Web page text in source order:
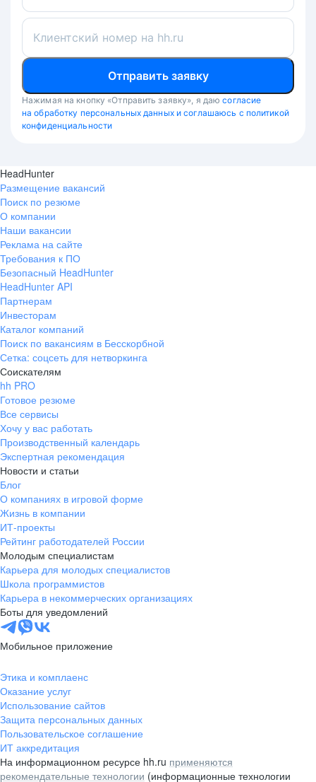
Клиентский номер на hh.ru
Отправить заявку
Нажимая на кнопку «Отправить заявку», я даю согласие
на обработку персональных данных и соглашаюсь с политикой
конфиденциальности
HeadHunter
Размещение вакансий
Поиск по резюме
О компании
Наши вакансии
Реклама на сайте
Требования к ПО
Безопасный HeadHunter
HeadHunter API
Партнерам
Инвесторам
Каталог компаний
Поиск по вакансиям в Бесскорбной
Сетка: соцсеть для нетворкинга
Соискателям
hh PRO
Готовое резюме
Все сервисы
Хочу у вас работать
Производственный календарь
Экспертная рекомендация
Новости и статьи
Блог
О компаниях в игровой форме
Жизнь в компании
ИТ-проекты
Рейтинг работодателей России
Молодым специалистам
Карьера для молодых специалистов
Школа программистов
Карьера в некоммерческих организациях
Боты для уведомлений
Мобильное приложение
Этика и комплаенс
Оказание услуг
Использование сайтов
Защита персональных данных
Пользовательское соглашение
ИТ аккредитация
На информационном ресурсе hh.ru применяются
рекомендательные технологии (информационные технологии